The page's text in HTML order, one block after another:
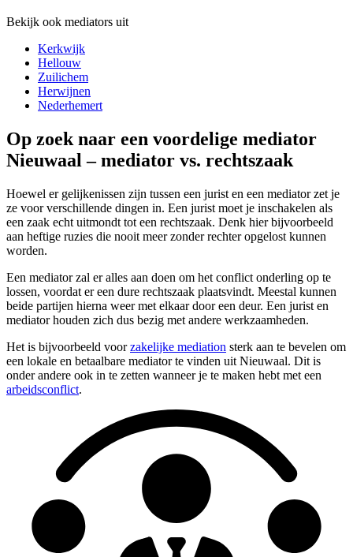
Bekijk ook mediators uit
Kerkwijk
Hellouw
Zuilichem
Herwijnen
Nederhemert
Op zoek naar een voordelige mediator
Nieuwaal – mediator vs. rechtszaak
Hoewel er gelijkenissen zijn tussen een jurist en een mediator zet je
ze voor verschillende dingen in. Een jurist moet je inschakelen als
een zaak echt uitmondt tot een rechtszaak. Denk hier bijvoorbeeld
aan heftige ruzies die nooit meer zonder rechter opgelost kunnen
worden.
Een mediator zal er alles aan doen om het conflict onderling op te
lossen, voordat er een dure rechtszaak plaatsvindt. Meestal kunnen
beide partijen hierna weer met elkaar door een deur. Een jurist en
mediator houden zich dus bezig met andere werkzaamheden.
Het is bijvoorbeeld voorzakelijke mediation sterk aan te bevelen om
een lokale en betaalbare mediator te vinden uit Nieuwaal. Dit is
onder andere ook in te zetten wanneer je te maken hebt met een
arbeidsconflict.